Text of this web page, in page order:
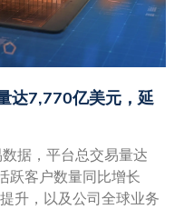
达7,770亿美元，延
据，平台总交易量达
跃客户数量同比增长
升，以及公司全球业务